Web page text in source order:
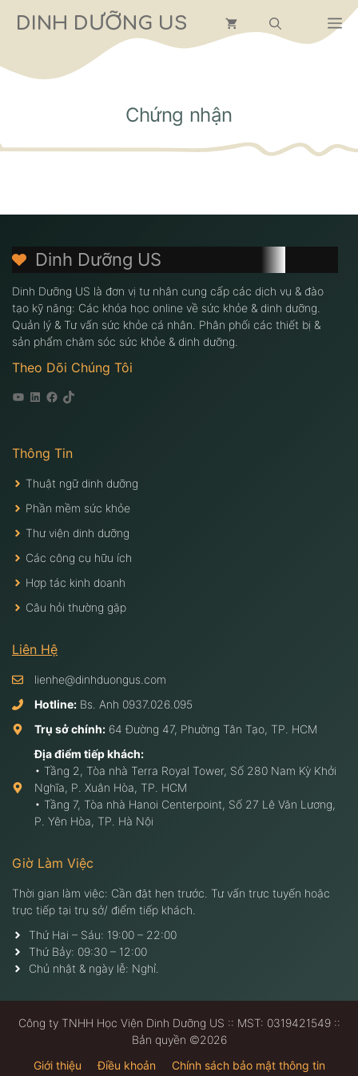
đến
dung
DINH DƯỠNG US
Chứng nhận
Dinh Dưỡng US
Dinh Dưỡng US là đơn vị tư nhân cung cấp các dịch vụ & đào
tạo kỹ năng: Các khóa học online về sức khỏe & dinh dưỡng.
Quản lý & Tư vấn sức khỏe cá nhân. Phân phối các thiết bị &
sản phẩm chăm sóc sức khỏe & dinh dưỡng.
Theo Dõi Chúng Tôi
Youtube
Linkedin
Facebook
Tiktok
Thông Tin
Thuật ngữ dinh dưỡng
Phần mềm sức khỏe
Thư viện dinh dưỡng
Các công cụ hữu ích
Hợp tác kinh doanh
Câu hỏi thường gặp
Liên Hệ
lienhe@dinhduongus.com
Hotline: Bs. Anh 0937.026.095
Trụ sở chính: 64 Đường 47, Phường Tân Tạo, TP. HCM
Địa điểm tiếp khách:
• Tầng 2, Tòa nhà Terra Royal Tower, Số 280 Nam Kỳ Khởi
Nghĩa, P. Xuân Hòa, TP. HCM
• Tầng 7, Tòa nhà Hanoi Centerpoint, Số 27 Lê Văn Lương,
P. Yên Hòa, TP. Hà Nội
Giờ Làm Việc
Thời gian làm việc: Cần đặt hẹn trước. Tư vấn trực tuyến hoặc
trực tiếp tại trụ sở/ điểm tiếp khách.
Thứ Hai – Sáu: 19:00 – 22:00
Thứ Bảy: 09:30 – 12:00
Chủ nhật & ngày lễ: Nghỉ.
Công ty TNHH Học Viện Dinh Dưỡng US :: MST: 0319421549 ::
Bản quyền ©2026
Giới thiệu
Điều khoản
Chính sách bảo mật thông tin